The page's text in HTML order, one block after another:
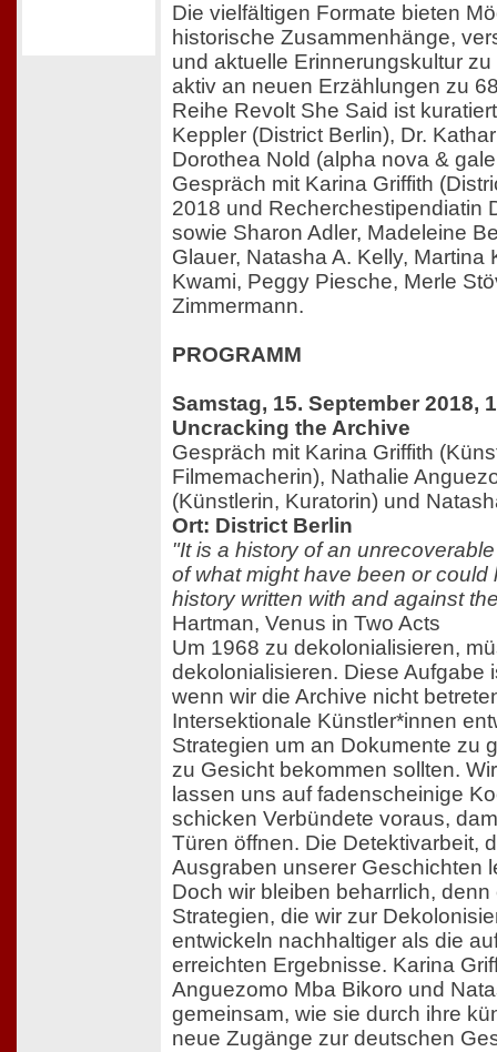
Die vielfältigen Formate bieten
historische Zusammenhänge,
und aktuelle Erinnerungskultur
aktiv an neuen Erzählungen zu
Reihe Revolt She Said ist
Keppler (District Berlin), Dr.
Dorothea Nold (alpha nova &
Gespräch mit Karina Griffith
2018 und Recherchestipendiatin
sowie Sharon Adler, Madeleine
Glauer, Natasha A. Kelly, Martina
Kwami, Peggy Piesche, Merle
Zimmermann.
PROGRAMM
Samstag, 15. September 2018,
Uncracking the Archive
Gespräch mit Karina Griffith
Filmemacherin), Nathalie
(Künstlerin, Kuratorin) und
Ort: District Berlin
"It is a history of an
of what might have been or could
history written with and against
Hartman, Venus in Two Acts
Um 1968 zu dekolonialisieren,
dekolonialisieren. Diese Aufgabe
wenn wir die Archive nicht
Intersektionale Künstler*innen
Strategien um an Dokumente zu
zu Gesicht bekommen sollten.
lassen uns auf fadenscheinige
schicken Verbündete voraus,
Türen öffnen. Die Detektivarbeit,
Ausgraben unserer Geschichten
Doch wir bleiben beharrlich, denn
Strategien, die wir zur
entwickeln nachhaltiger als die
erreichten Ergebnisse. Karina
Anguezomo Mba Bikoro und
gemeinsam, wie sie durch ihre
neue Zugänge zur deutschen